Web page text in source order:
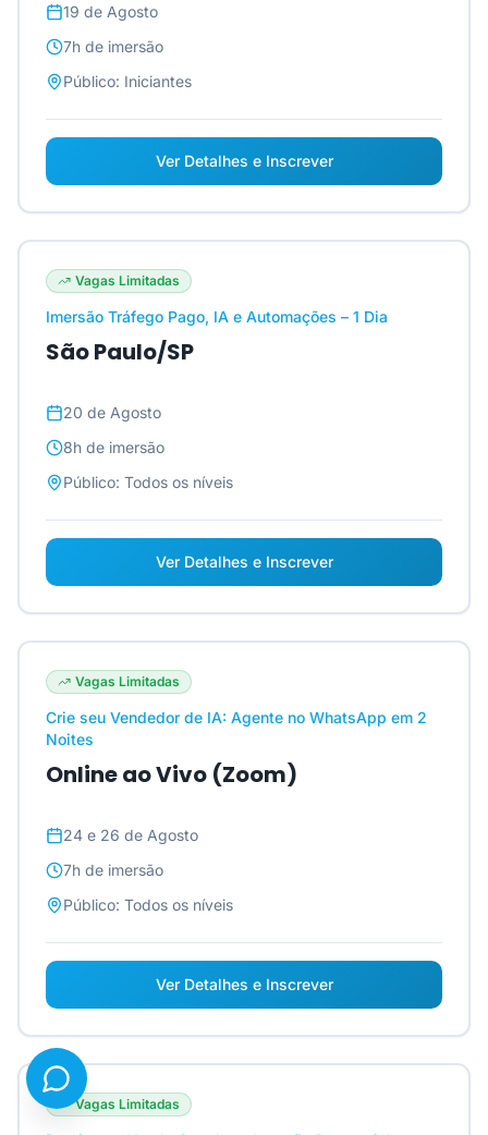
19 de Agosto
7h de imersão
Público: Iniciantes
Ver Detalhes e Inscrever
Vagas Limitadas
Imersão Tráfego Pago, IA e Automações – 1 Dia
São Paulo/SP
20 de Agosto
8h de imersão
Público: Todos os níveis
Ver Detalhes e Inscrever
Vagas Limitadas
Crie seu Vendedor de IA: Agente no WhatsApp em 2
Noites
Online ao Vivo (Zoom)
24 e 26 de Agosto
7h de imersão
Público: Todos os níveis
Ver Detalhes e Inscrever
Vagas Limitadas